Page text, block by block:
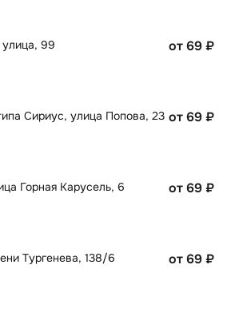
улица, 99 от 69₽
Сириус, улица Попова, 23 от 69₽
Горная Карусель, 6 от 69₽
Тургенева, 138/6 от 69₽